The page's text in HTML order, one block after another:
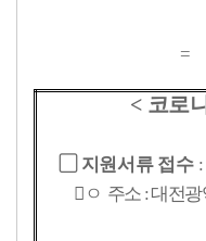
=
< 코로
지원서류 접수 :
ㅇ 주소 :대전